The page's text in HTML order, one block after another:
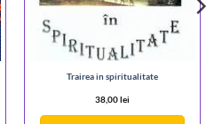
Trairea in spiritualitate
38,00lei